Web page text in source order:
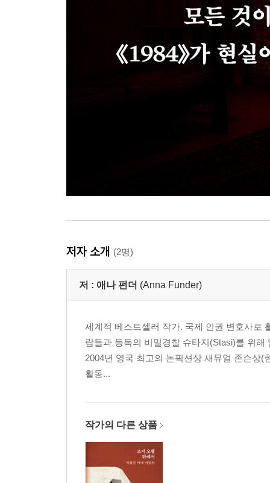
저자 소개 (2명)
저 : 애나 펀더 (Anna Funder)
세계적 베스트셀러 작가. 국제 인권 변호사로
람들과 동독의 비밀경찰 슈타지(Stasi)를 위
2004년 영국 최고의 논픽션상 새뮤얼 존슨상
활동...
작가의 다른 상품